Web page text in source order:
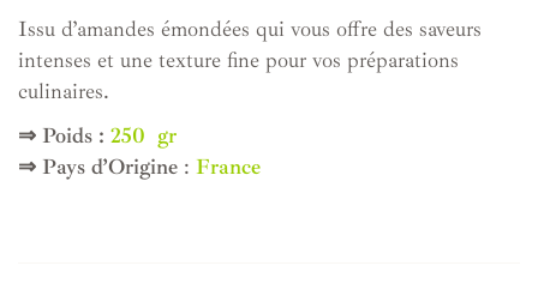
Issu d’amandes émondées qui vous offre des saveurs
intenses et une texture fine pour vos préparations
culinaires.
⇒ Poids : 250 gr
⇒ Pays d’Origine : France